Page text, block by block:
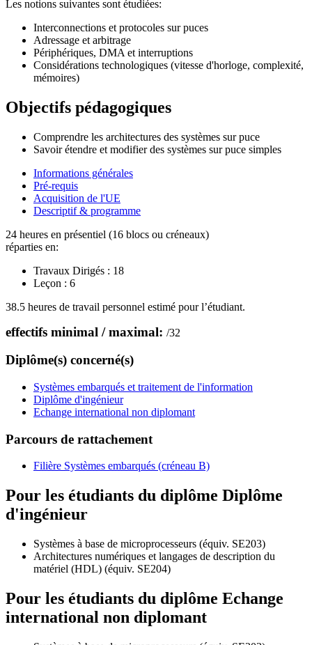
Les notions suivantes sont étudiées:
Interconnections et protocoles sur puces
Adressage et arbitrage
Périphériques, DMA et interruptions
Considérations technologiques (vitesse d'horloge, complexité,
mémoires)
Objectifs pédagogiques
Comprendre les architectures des systèmes sur puce
Savoir étendre et modifier des systèmes sur puce simples
Informations générales
Pré-requis
Acquisition de l'UE
Descriptif & programme
24 heures en présentiel (16 blocs ou créneaux)
réparties en:
Travaux Dirigés : 18
Leçon : 6
38.5 heures de travail personnel estimé pour l’étudiant.
effectifs minimal / maximal: /32
Diplôme(s) concerné(s)
Systèmes embarqués et traitement de l'information
Diplôme d'ingénieur
Echange international non diplomant
Parcours de rattachement
Filière Systèmes embarqués (créneau B)
Pour les étudiants du diplôme Diplôme
d'ingénieur
Systèmes à base de microprocesseurs (équiv. SE203)
Architectures numériques et langages de description du
matériel (HDL) (équiv. SE204)
Pour les étudiants du diplôme Echange
international non diplomant